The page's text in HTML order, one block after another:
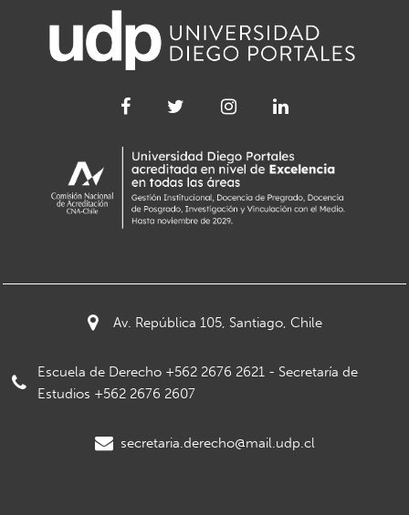
Av. República 105, Santiago, Chile
Escuela de Derecho +562 2676 2621 - Secretaría de
Estudios +562 2676 2607
secretaria.derecho@mail.udp.cl